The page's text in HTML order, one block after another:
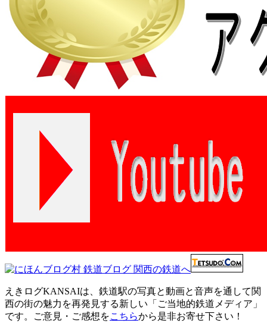
えきログKANSAIは、鉄道駅の写真と動画と音声を通して関
西の街の魅力を再発見する新しい「ご当地的鉄道メディア」
です。ご意見・ご感想をこちらから是非お寄せ下さい！